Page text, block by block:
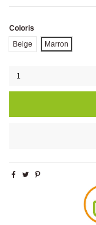
Coloris
Beige
Marron